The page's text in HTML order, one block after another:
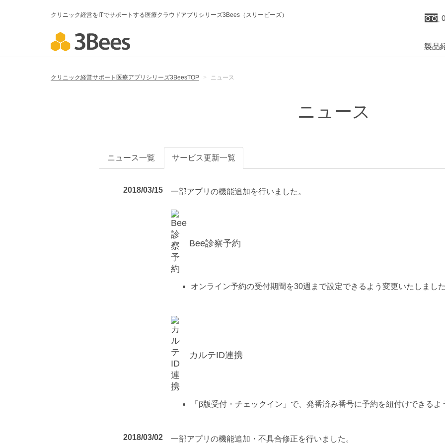
クリニック経営をITでサポートする医療クラウドアプリシリーズ3Bees（スリービーズ）
製品
クリニック経営サポート医療アプリシリーズ3BeesTOP ニュース
ニュース
ニュース一覧 サービス更新一覧
2018/03/15 一部アプリの機能追加を行いました。
Bee診察予約
オンライン予約の受付期間を30週まで設定できるよう変更いたしました
カルテID連携
「β版受付・チェックイン」で、発番済み番号に予約を紐付けできるよ
2018/03/02 一部アプリの機能追加・不具合修正を行いました。